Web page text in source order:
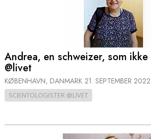
Andrea, en schweizer, som
@livet
KØBENHAVN, DANMARK 21. SEPTEMBER 2022
SCIENTOLOGISTER @LIVET